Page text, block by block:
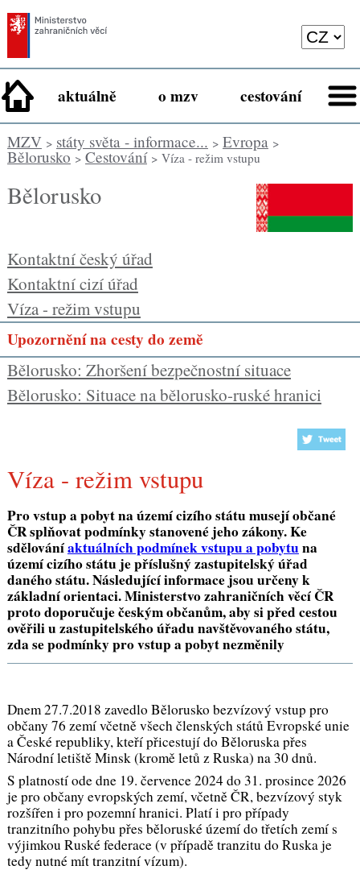
aktuálně o mzv cestování
MZV> státy světa - informace... > Evropa>
Bělorusko > Cestování> Víza - režim vstupu
Bělorusko
Kontaktní český úřad
Kontaktní cizí úřad
Víza - režim vstupu
Upozornění na cesty do země
Bělorusko: Zhoršení bezpečnostní situace
Bělorusko: Situace na bělorusko-ruské hranici
Víza - režim vstupu
Pro vstup a pobyt na území cizího státu musejí občané
ČR splňovat podmínky stanovené jeho zákony. Ke
sdělováníaktuálních podmínek vstupu a pobytuna
území cizího státu je příslušný zastupitelský úřad
daného státu. Následující informace jsou určeny k
základní orientaci. Ministerstvo zahraničních věcí ČR
proto doporučuje českým občanům, aby si před cestou
ověřili u zastupitelského úřadu navštěvovaného státu,
zda se podmínky pro vstup a pobyt nezměnily
Dnem 27.7.2018 zavedlo Bělorusko bezvízový vstup pro
občany 76 zemí včetně všech členských států Evropské unie
a České republiky, kteří přicestují do Běloruska přes
Národní letiště Minsk (kromě letů z Ruska) na 30 dnů.
S platností ode dne 19. července 2024 do 31. prosince 2026
je pro občany evropských zemí, včetně ČR, bezvízový styk
rozšířen i pro pozemní hranici. Platí i pro případy
tranzitního pohybu přes běloruské území do třetích zemí s
výjimkou Ruské federace (v případě tranzitu do Ruska je
tedy nutné mít tranzitní vízum).